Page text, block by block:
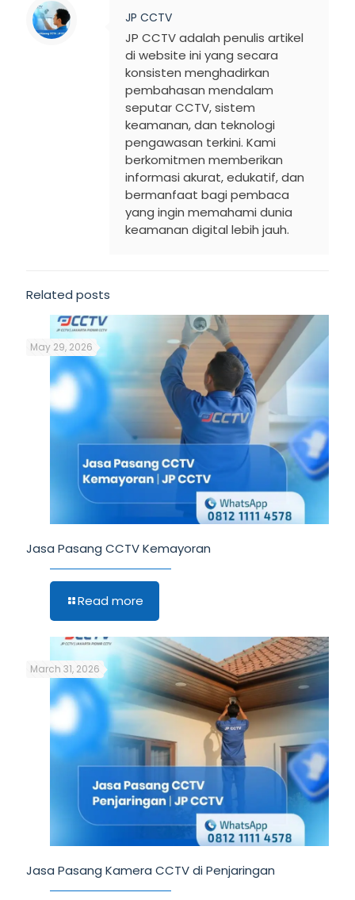
JP CCTV
JP CCTV adalah penulis artikel
di website ini yang secara
konsisten menghadirkan
pembahasan mendalam
seputar CCTV, sistem
keamanan, dan teknologi
pengawasan terkini. Kami
berkomitmen memberikan
informasi akurat, edukatif, dan
bermanfaat bagi pembaca
yang ingin memahami dunia
keamanan digital lebih jauh.
Related posts
May 29, 2026
Jasa Pasang CCTV Kemayoran
Read more
March 31, 2026
Jasa Pasang Kamera CCTV di Penjaringan